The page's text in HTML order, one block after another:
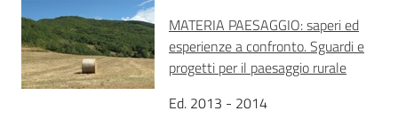
Territorio
Argomenti
MATERIA PAESAGGIO: saperi ed
esperienze a confronto. Sguardi e
progetti per il paesaggio rurale
Ed. 2013 - 2014